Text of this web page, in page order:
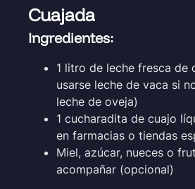
Cuajada
Ingredientes:
1 litro de leche fresca de
usarse leche de vaca si
leche de oveja)
1 cucharadita de cuajo
en farmacias o tiendas
Miel, azúcar, nueces o
acompañar (opcional)